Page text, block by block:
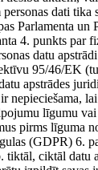
dati tika
Parlamenta un
4. punkts par
datu
95/46/EK
apstrādes
nepieciešama,
līgumu
pirms līguma
(GDPR) 6.
tiktāl, ciktāl datu